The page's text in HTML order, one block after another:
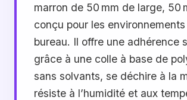
marron de 50 mm de large, 50
conçu pour les
bureau. Il offre une adhérence
grâce à une colle à base de
sans solvants, se déchire à la
résiste à l’humidité et aux